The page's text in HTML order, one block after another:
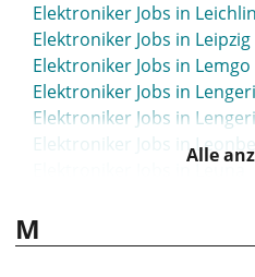
Elektroniker Jobs in
Elektroniker Jobs in Leipzig
Elektroniker Jobs in Lemgo
Elektroniker Jobs in
Elektroniker Jobs in
Elektroniker Jobs in
Elektroniker Jobs in
Elektroniker Jobs in
Alle
M